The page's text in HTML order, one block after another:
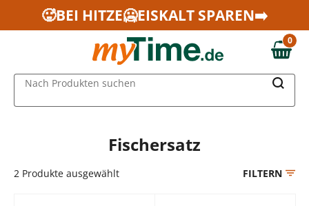
Zum Hauptinhalt springen
Zur Navigation springen
Zur Suche springen
🥵BEI HITZE🥶EISKALT SPAREN➡️
0,00 €
0
Nach Produkten suchen
Fischersatz
2 Produkte ausgewählt FILTERN